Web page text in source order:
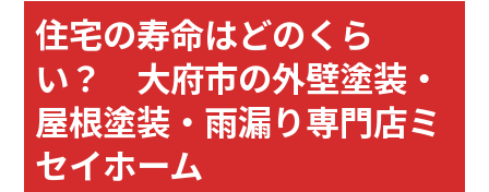
住宅の寿命はどのくら
い？ 大府市の外壁塗装・
屋根塗装・雨漏り専門店ミ
セイホーム